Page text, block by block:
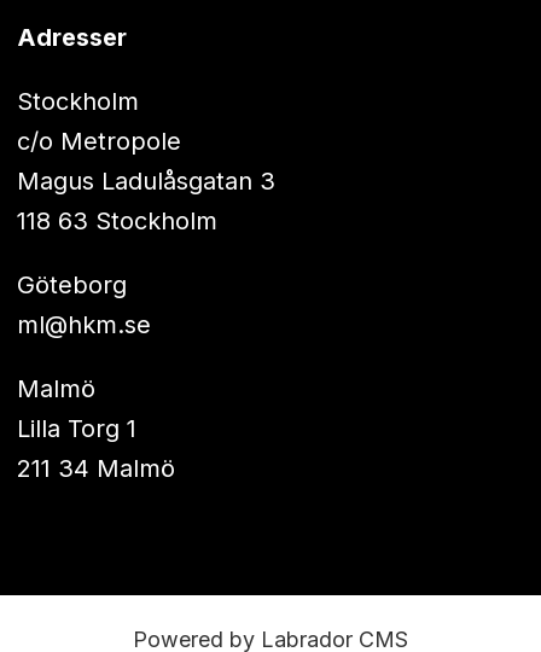
Adresser
Stockholm
c/o Metropole
Magus Ladulåsgatan 3
118 63 Stockholm
Göteborg
ml@hkm.se
Malmö
Lilla Torg 1
211 34 Malmö
Powered by Labrador CMS